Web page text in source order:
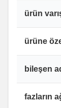
ürün
ürüne
bileşen
fazların